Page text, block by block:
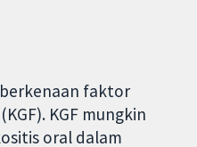
faktor
KGF mungkin
oral dalam